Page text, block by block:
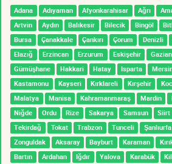
Adana Adıyaman Afyonkarahisar Ağrı
Artvin
Aydın Balıkesir Bilecik Bingöl
Bursa
Çanakkale Çankırı Çorum Denizli
Elazığ
Erzincan Erzurum Eskişehir
Gümüşhane
Hakkari Hatay Isparta
Kastamonu
Kayseri Kırklareli Kırşehir
Malatya
Manisa Kahramanmaraş Mardin
Niğde
Ordu Rize Sakarya Samsun Siirt
Tekirdağ
Tokat Trabzon Tunceli Şanlıurfa
Zonguldak
Aksaray Bayburt Karaman
Bartın
Ardahan Iğdır Yalova Karabük